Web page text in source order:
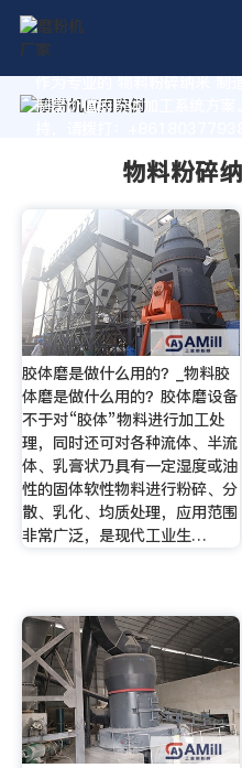
作为专业的 物料粉碎纳米 制
制高价值的粉体加工系统方案
物料粉碎
胶体磨是做什么用的？_物料胶
体磨是做什么用的？胶体磨设备
不于对“胶体”物料进行加工处
理，同时还可对各种流体、半流
体、乳膏状乃具有一定湿度或油
性的固体软性物料进行粉碎、分
散、乳化、均质处理，应用范围
非常广泛，是现代工业生…